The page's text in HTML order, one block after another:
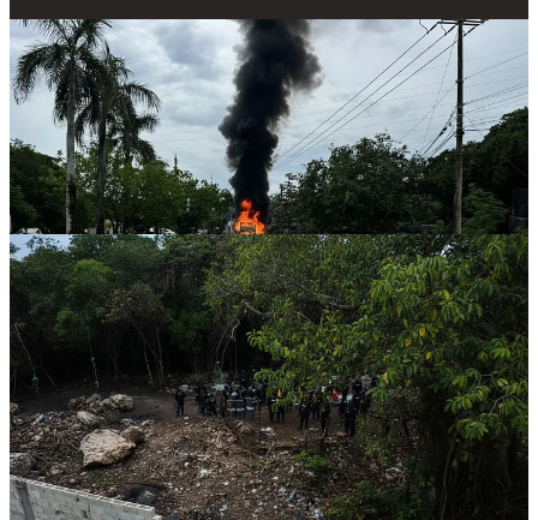
El fuego del vehículo afectó líneas de energía eléctrica, provocando
cortes de luz en áreas cercanas, como la colonia Bellavista.